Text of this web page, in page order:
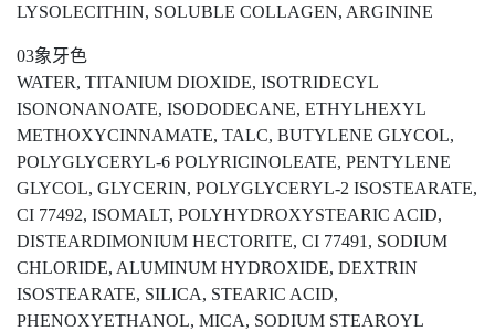
LYSOLECITHIN, SOLUBLE COLLAGEN, ARGININE
03象牙色
WATER, TITANIUM DIOXIDE, ISOTRIDECYL
ISONONANOATE, ISODODECANE, ETHYLHEXYL
METHOXYCINNAMATE, TALC, BUTYLENE GLYCOL,
POLYGLYCERYL-6 POLYRICINOLEATE, PENTYLENE
GLYCOL, GLYCERIN, POLYGLYCERYL-2 ISOSTEARATE,
CI 77492, ISOMALT, POLYHYDROXYSTEARIC ACID,
DISTEARDIMONIUM HECTORITE, CI 77491, SODIUM
CHLORIDE, ALUMINUM HYDROXIDE, DEXTRIN
ISOSTEARATE, SILICA, STEARIC ACID,
PHENOXYETHANOL, MICA, SODIUM STEAROYL